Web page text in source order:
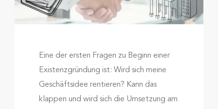
Eine der ersten Fragen zu Beginn einer
Existenzgründung ist: Wird sich meine
Geschäftsidee rentieren? Kann das
klappen und wird sich die Umsetzung am